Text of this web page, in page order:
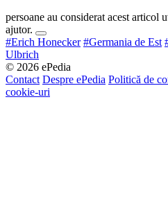
persoane au considerat acest articol
ajutor.
#Erich Honecker #Germania de Est
Ulbrich
© 2026 ePedia
Contact Despre ePedia Politică de
cookie-uri